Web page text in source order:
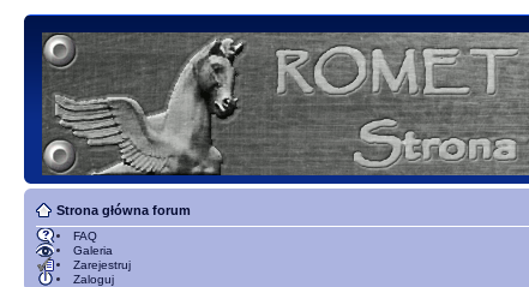
Strona główna forum
FAQ
Galeria
Zarejestruj
Zaloguj